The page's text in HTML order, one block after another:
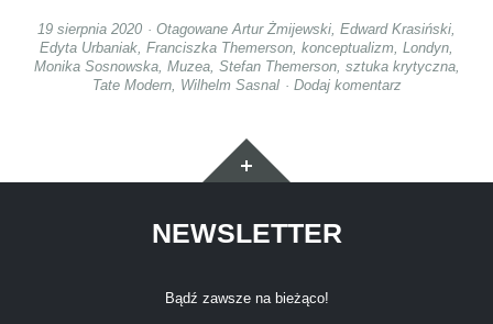
19 sierpnia 2020 Otagowane Artur Żmijewski Edward Krasiński
Edyta Urbaniak Franciszka Themerson konceptualizm Londyn
Monika Sosnowska, Muzea, Stefan Themerson, sztuka krytyczna,
Tate Modern, Wilhelm Sasnal Dodaj komentarz
Widgety
NEWSLETTER
Bądź zawsze na bieżąco!